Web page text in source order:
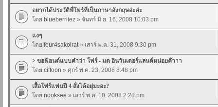
อยากได้ประวัติพี่โฟร์ที่เป็นภาษาอังกฤษอ่ะค่ะ
โดย blueberriiez » จันทร์ มิ.ย. 16, 2008 10:03 pm
แงๆ
โดย four4sakolrat» เสาร์ พ.ค. 31, 2008 9:30 pm
> ขอฟ้อนต์แบบคำว่า โฟร์ - มด อินวันเดอร์แลนด์หน่อยค๊าาา
โดย ciffoon » ศุกร์ พ.ค. 23, 2008 8:48 pm
เสื้อโฟร์แฟนปี 4 สั่งได้อยุ่มะอะ?
โดย nooksee » เสาร์ พ.ค. 10, 2008 2:28 pm